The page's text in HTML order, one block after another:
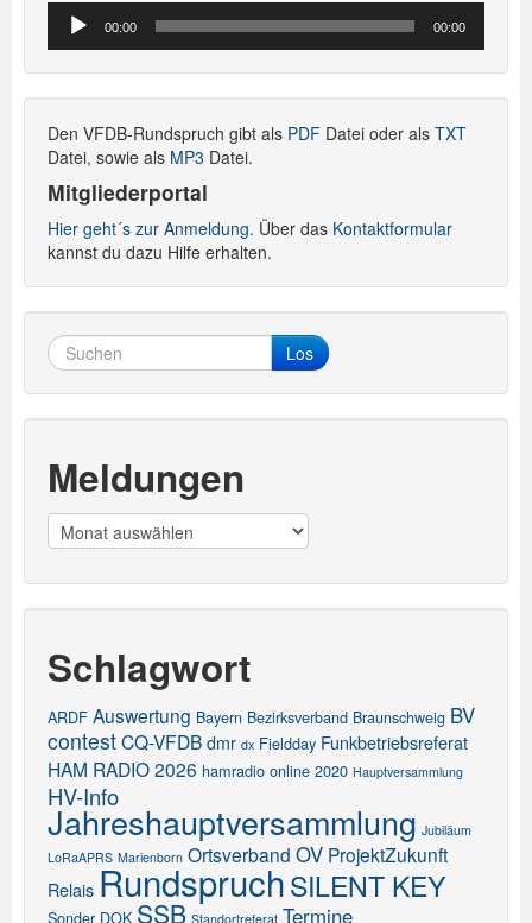
Audio-
Player
00:00 00:00
Den VFDB-Rundspruch gibt als PDF Datei oder als TXT
Datei, sowie als MP3 Datei.
Mitgliederportal
Hier geht´s zur Anmeldung. Über das Kontaktformular
kannst du dazu Hilfe erhalten.
Los
Meldungen
Meldungen
Schlagwort
ARDF Auswertung Bayern Bezirksverband Braunschweig BV
contestCQ-VFDB dmr dx Fieldday Funkbetriebsreferat
HAM RADIO 2026 hamradio online 2020 Hauptversammlung
HV-Info
Jahreshauptversammlung Jubiläum
LoRaAPRS Marienborn Ortsverband OV ProjektZukunft
Relais RundspruchSILENT KEY
Sonder DOK SSB Standortreferat Termine